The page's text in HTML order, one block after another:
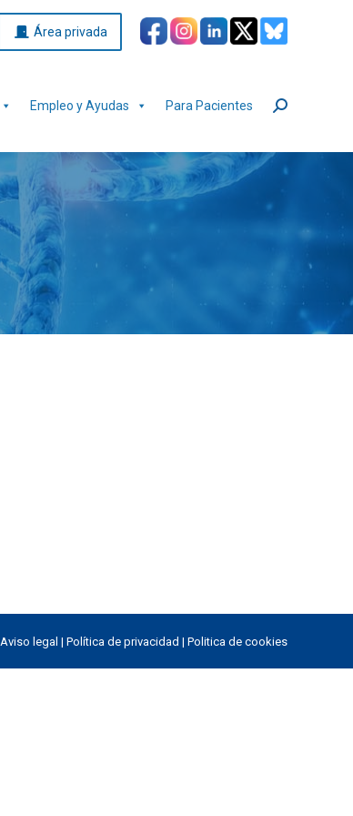
Área privada
Empleo y Ayudas Para Pacientes Buscar:
Aviso legal | Política de privacidad | Politica de cookies